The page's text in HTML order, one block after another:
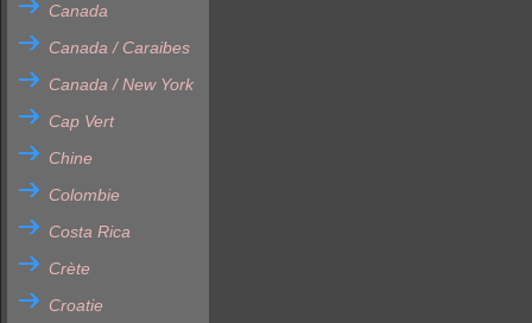
Canada
Canada / Caraibes
Canada / New York
Cap Vert
Chine
Colombie
Costa Rica
Crète
Croatie